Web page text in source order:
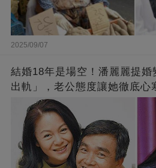
2025/09/07
結婚18年是場空！潘麗麗提婚
出軌」，老公態度讓她徹底心